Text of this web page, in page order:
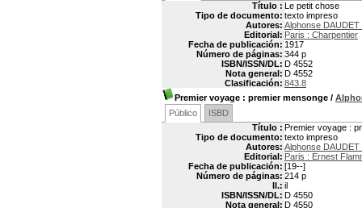
Título : Le petit chose
Tipo de documento: texto impreso
Autores: Alphonse
Editorial: Paris : Charpentier
Fecha de publicación: 1917
Número de páginas: 344 p
ISBN/ISSN/DL: D 4552
Nota general: D 4552
Clasificación: 843.8
Premier voyage : premier mensonge /
Público
ISBD
Título : Premier voyage :
Tipo de documento: texto impreso
Autores: Alphonse
Editorial: Paris : Ernest
Fecha de publicación: [19--]
Número de páginas: 214 p
Il.: il
ISBN/ISSN/DL: D 4550
Nota general: D 4550